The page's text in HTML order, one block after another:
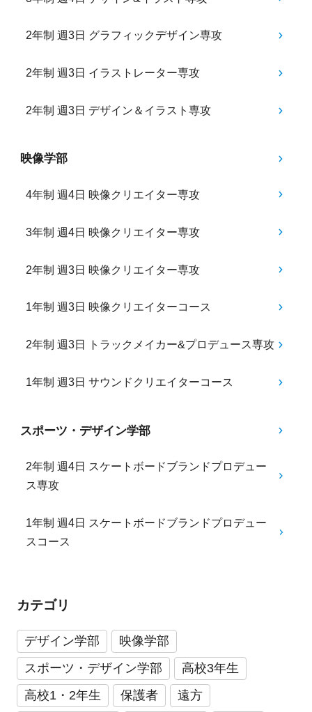
2年制 週3日 グラフィックデザイン専攻
2年制 週3日 イラストレーター専攻
2年制 週3日 デザイン＆イラスト専攻
映像学部
4年制 週4日 映像クリエイター専攻
3年制 週4日 映像クリエイター専攻
2年制 週3日 映像クリエイター専攻
1年制 週3日 映像クリエイターコース
2年制 週3日 トラックメイカー&プロデュース専攻
1年制 週3日 サウンドクリエイターコース
スポーツ・デザイン学部
2年制 週4日 スケートボードブランドプロデュー
ス専攻
1年制 週4日 スケートボードブランドプロデュー
スコース
カテゴリ
デザイン学部
映像学部
スポーツ・デザイン学部
高校3年生
高校1・2年生
保護者 遠方